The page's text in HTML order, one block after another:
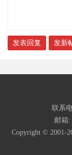
发表回复 发新
《今日加拿
联系
邮箱:
Copyright © 2001-